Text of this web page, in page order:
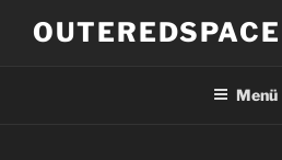
InhaltOUTEREDSPACE
Menü